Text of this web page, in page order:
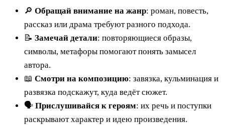
🔎 Обращай внимание на жанр: роман, повесть,
рассказ или драма требуют разного подхода.
📝 Замечай детали: повторяющиеся образы,
символы, метафоры помогают понять замысел
автора.
📖 Смотри на композицию: завязка, кульминация и
развязка подскажут, куда ведёт сюжет.
🗣️ Прислушивайся к героям: их речь и поступки
раскрывают характер и идею произведения.